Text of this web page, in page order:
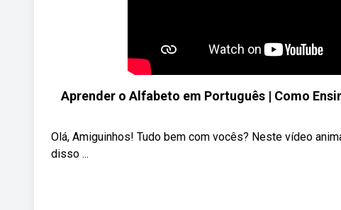
Aprender o Alfabeto em Português | Como
Olá, Amiguinhos! Tudo bem com vocês? Neste vídeo
disso ...